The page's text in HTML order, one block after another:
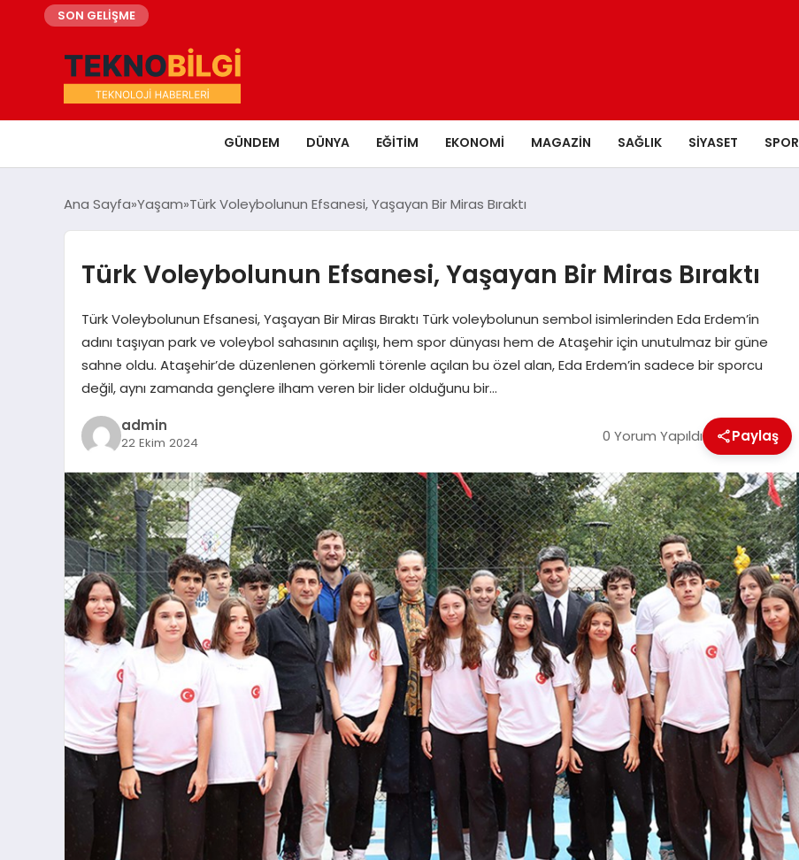
SON GELİŞME
GÜNDEM DÜNYA EĞITIM EKONOMI MAGAZIN SAĞLIK SIYASET SPOR
Ana Sayfa Yaşam Türk Voleybolunun Efsanesi, Yaşayan Bir Miras Bıraktı
Türk Voleybolunun Efsanesi, Yaşayan Bir Miras Bıraktı
Türk Voleybolunun Efsanesi, Yaşayan Bir Miras Bıraktı Türk voleybolunun sembol isimlerinden Eda Erdem’in
adını taşıyan park ve voleybol sahasının açılışı, hem spor dünyası hem de Ataşehir için unutulmaz bir güne
sahne oldu. Ataşehir’de düzenlenen görkemli törenle açılan bu özel alan, Eda Erdem’in sadece bir sporcu
değil, aynı zamanda gençlere ilham veren bir lider olduğunu bir…
admin
22 Ekim 2024 0 Yorum Yapıldı Paylaş